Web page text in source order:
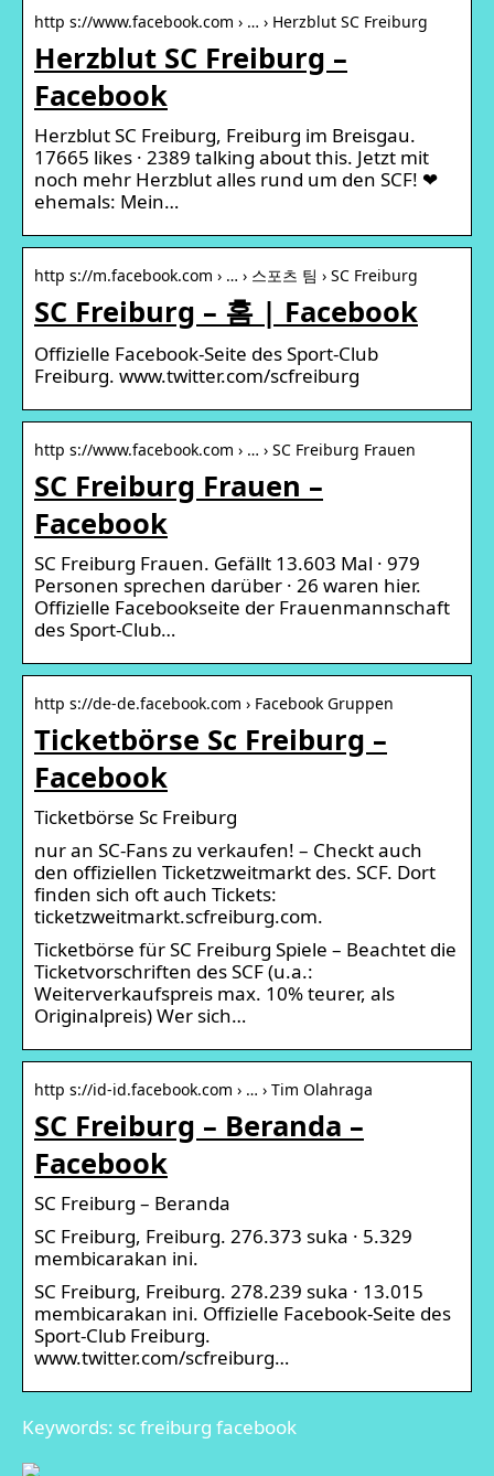
http s://www.facebook.com › … › Herzblut SC Freiburg
Herzblut SC Freiburg –
Facebook
Herzblut SC Freiburg, Freiburg im Breisgau.
17665 likes · 2389 talking about this. Jetzt mit
noch mehr Herzblut alles rund um den SCF! ❤
ehemals: Mein…
http s://m.facebook.com › … › 스포츠 팀 › SC Freiburg
SC Freiburg – 홈 | Facebook
Offizielle Facebook-Seite des Sport-Club
Freiburg. www.twitter.com/scfreiburg
http s://www.facebook.com › … › SC Freiburg Frauen
SC Freiburg Frauen –
Facebook
SC Freiburg Frauen. Gefällt 13.603 Mal · 979
Personen sprechen darüber · 26 waren hier.
Offizielle Facebookseite der Frauenmannschaft
des Sport-Club…
http s://de-de.facebook.com › Facebook Gruppen
Ticketbörse Sc Freiburg –
Facebook
Ticketbörse Sc Freiburg
nur an SC-Fans zu verkaufen! – Checkt auch
den offiziellen Ticketzweitmarkt des. SCF. Dort
finden sich oft auch Tickets:
ticketzweitmarkt.scfreiburg.com.
Ticketbörse für SC Freiburg Spiele – Beachtet die
Ticketvorschriften des SCF (u.a.:
Weiterverkaufspreis max. 10% teurer, als
Originalpreis) Wer sich…
http s://id-id.facebook.com › … › Tim Olahraga
SC Freiburg – Beranda –
Facebook
SC Freiburg – Beranda
SC Freiburg, Freiburg. 276.373 suka · 5.329
membicarakan ini.
SC Freiburg, Freiburg. 278.239 suka · 13.015
membicarakan ini. Offizielle Facebook-Seite des
Sport-Club Freiburg.
www.twitter.com/scfreiburg…
Keywords: sc freiburg facebook